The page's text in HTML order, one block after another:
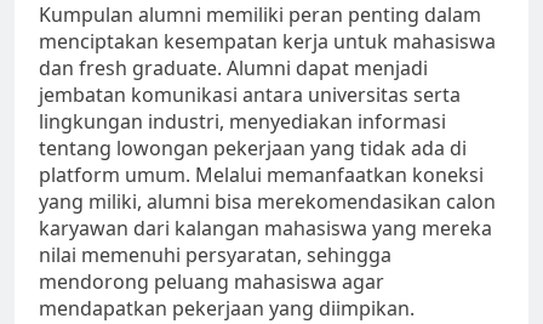
Kumpulan alumni memiliki peran penting dalam
menciptakan kesempatan kerja untuk mahasiswa
dan fresh graduate. Alumni dapat menjadi
jembatan komunikasi antara universitas serta
lingkungan industri, menyediakan informasi
tentang lowongan pekerjaan yang tidak ada di
platform umum. Melalui memanfaatkan koneksi
yang miliki, alumni bisa merekomendasikan calon
karyawan dari kalangan mahasiswa yang mereka
nilai memenuhi persyaratan, sehingga
mendorong peluang mahasiswa agar
mendapatkan pekerjaan yang diimpikan.